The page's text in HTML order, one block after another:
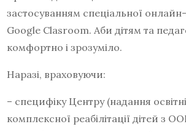
застосуванням спеціальної
Google Clasroom. Аби дітям та
комфортно і зрозуміло.
Наразі, враховуючи:
– специфіку Центру (надання
комплексної реабілітації дітей з